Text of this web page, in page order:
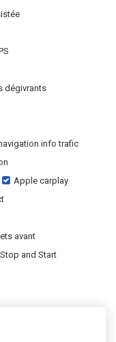
dégivrants
info trafic
Apple carplay
avant
Stop and Start